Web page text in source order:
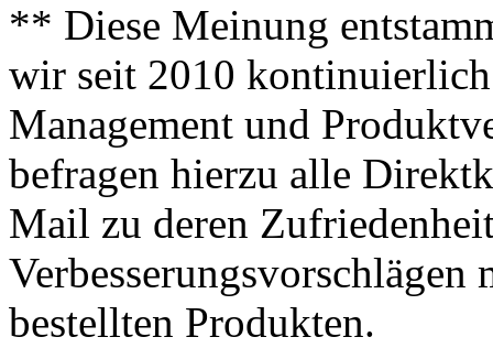
** Diese Meinung
wir seit 2010
Management und
befragen hierzu alle
Mail zu deren
bestellten Produkten.